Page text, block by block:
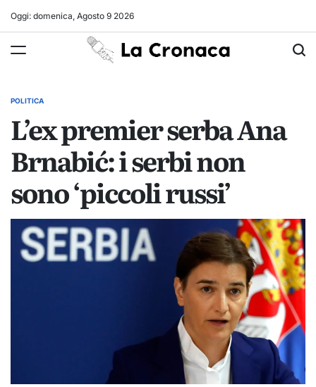
Oggi: domenica, Agosto 9 2026
La
Cronaca
POSTED
POLITICA
L’ex premier serba Ana
Brnabić: i serbi non
sono ‘piccoli russi’